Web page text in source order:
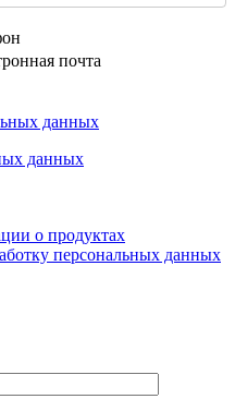
почта
данных
данных
о продуктах
персональных данных